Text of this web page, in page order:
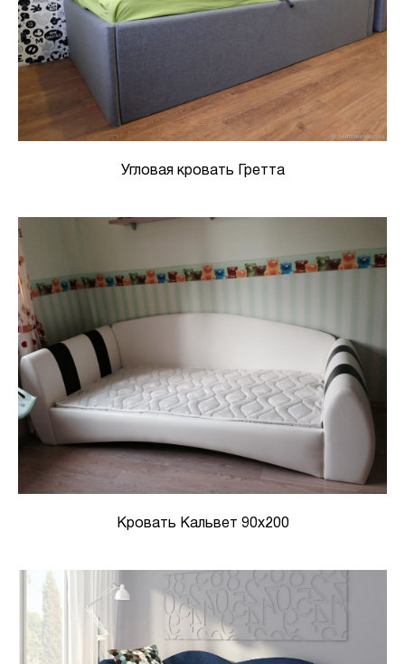
Угловая кровать Гретта
Кровать Кальвет 90х200